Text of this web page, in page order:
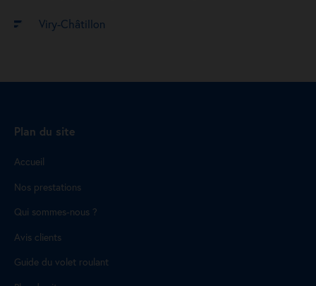
Viry-Châtillon
Plan du site
Accueil
Nos prestations
Qui sommes-nous ?
Avis clients
Guide du volet roulant